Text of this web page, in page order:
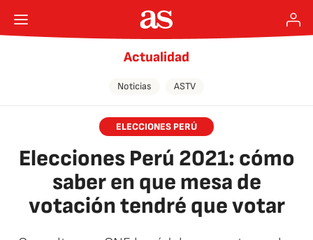
Actualidad
Noticias ASTV
ELECCIONES PERÚ
Elecciones Perú 2021: cómo
saber en que mesa de
votación tendré que votar